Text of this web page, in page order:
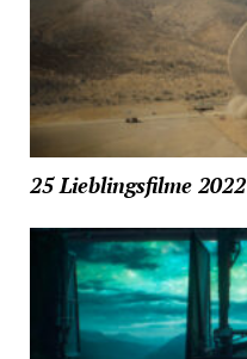
25 Lieblingsfilme 2022